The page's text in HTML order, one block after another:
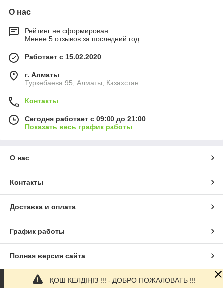
О нас
Рейтинг не сформирован
Менее 5 отзывов за последний год
Работает с 15.02.2020
г. Алматы
Туркебаева 95, Алматы, Казахстан
Контакты
Сегодня работает с 09:00 до 21:00
Показать весь график работы
О нас
Контакты
Доставка и оплата
График работы
Полная версия сайта
Сайт создан на маркетплейсеSatu.kz
ҚОШ КЕЛДІҢІЗ !!! - ДОБРО ПОЖАЛОВАТЬ !!!